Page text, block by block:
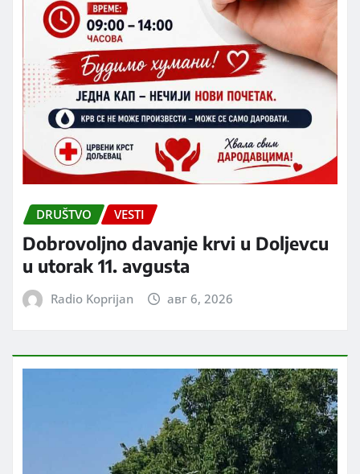
DRUŠTVO VESTI
Dobrovoljno davanje krvi u Doljevcu
u utorak 11. avgusta
Radio Koprijan авг 6, 2026